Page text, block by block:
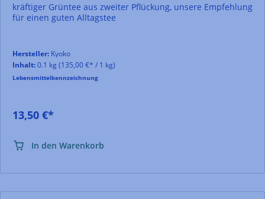
kräftiger Grüntee aus zweiter Pflückung, unsere Empfehlung
für einen guten Alltagstee
Hersteller: Kyoko
Inhalt:0.1 kg (135,00 €* / 1 kg)
Lebensmittelkennzeichnung
13,50 €*
In den Warenkorb